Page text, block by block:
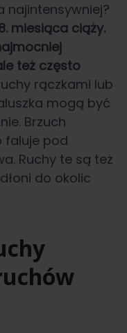
najintensywniej?
miesiąca ciąży.
też często
rączkami lub
mogą być
Brzuch
faluje pod
Ruchy te są też
do okolic